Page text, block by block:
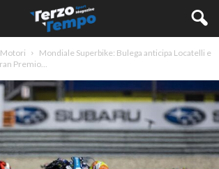
Motori
Mondiale Superbike: Bulega anticipa Locatelli e
Premio...